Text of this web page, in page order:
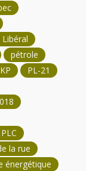
Libéral
pétrole
PL-21
PLC
la rue
énergétique